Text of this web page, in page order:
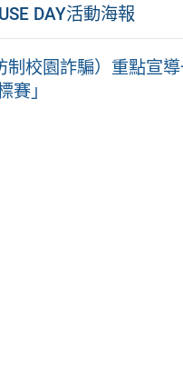
DAY活動海報
制校園詐騙）重點宣
賽」